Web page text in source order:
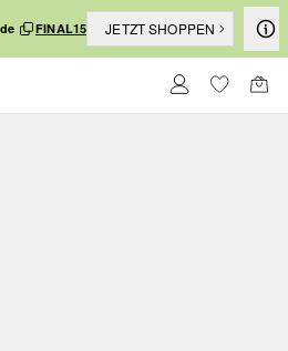
FINAL15 JETZT SHOPPEN